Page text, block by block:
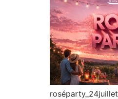
roséparty_24juillet